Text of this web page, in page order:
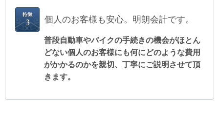
個人のお客様も安心。明朗会計です。
普段自動車やバイクの手続きの機会がほとん
どない個人のお客様にも何にどのような費用
がかかるのかを親切、丁寧にご説明させて頂
きます。